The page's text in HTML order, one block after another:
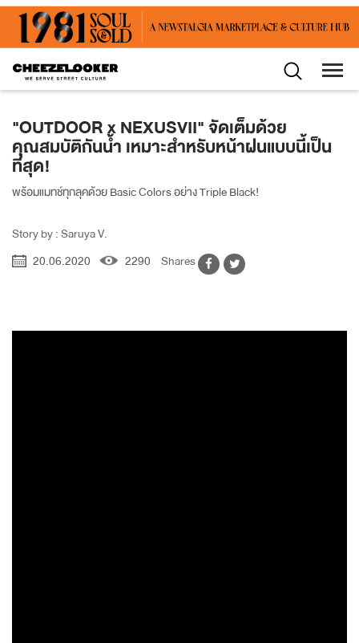
"OUTDOOR x NEXUSVII" จัดเต็มด้วย
คุณสมบัติกันน้ำ เหมาะสำหรับหน้าฝนแบบนี้เป็น
ที่สุด!
พร้อมแมทช์ทุกลุคด้วย Basic Colors อย่าง Triple Black!
Story by : Saruya V.
20.06.2020
2290 Shares